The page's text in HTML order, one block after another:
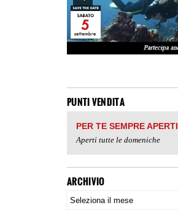
PUNTI VENDITA
PER TE SEMPRE APERTI
Aperti tutte le domeniche
ARCHIVIO